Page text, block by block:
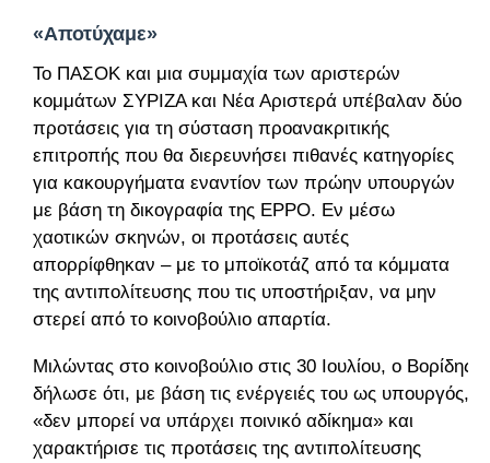
«Αποτύχαμε»
Το ΠΑΣΟΚ και μια συμμαχία των αριστερών
κομμάτων ΣΥΡΙΖΑ και Νέα Αριστερά υπέβαλαν δύο
προτάσεις για τη σύσταση προανακριτικής
επιτροπής που θα διερευνήσει πιθανές κατηγορίες
για κακουργήματα εναντίον των πρώην υπουργών
με βάση τη δικογραφία της EPPO. Εν μέσω
χαοτικών σκηνών, οι προτάσεις αυτές
απορρίφθηκαν – με το μποϊκοτάζ από τα κόμματα
της αντιπολίτευσης που τις υποστήριξαν, να μην
στερεί από το κοινοβούλιο απαρτία.
Μιλώντας στο κοινοβούλιο στις 30 Ιουλίου, ο Βορίδης
δήλωσε ότι, με βάση τις ενέργειές του ως υπουργός,
«δεν μπορεί να υπάρχει ποινικό αδίκημα» και
χαρακτήρισε τις προτάσεις της αντιπολίτευσης